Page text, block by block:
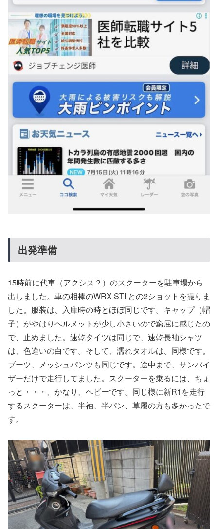
出発準備
15時前に代車（アクシス？）のスクーターを駐車場から
出しました。車の相棒のWRX STI との2ショットを撮りま
した。服装は、入庫時の時とほぼ同じです。キャップ（帽
子）がやはりヘルメットが少し小さいので窮屈に感じたの
で、止めました。速乾タイツは同じで、速乾長袖シャツ
は、色違いの白です。そして、濡れタオルは、同様です。
ブーツ、メッシュパンツも同じです。途中まで、サンバイ
ザーだけで走行してました。スクーターを乗るには、ちょ
っと・・・、かなり、ヘビーです。同じ様に新R1を走行
するスクーターは、半袖、半パン、草履の方も多かったで
す。